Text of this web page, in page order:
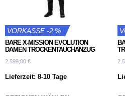
VORKASSE -2 %
BARE X-MISSION EVOLUTION
DAMEN TROCKENTAUCHANZUG
2.599,00 €
Lieferzeit: 8-10 Tage